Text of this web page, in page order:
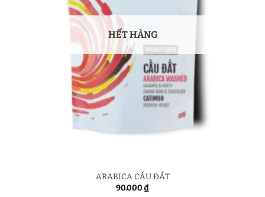
HẾT HÀNG
ARABICA CẦU ĐẤT
90.000₫